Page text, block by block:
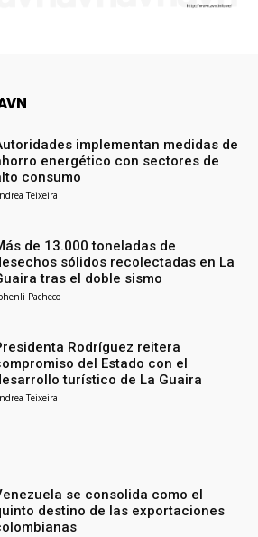
implementan medidas de
energético con sectores de
consumo
Teixeira
de 13.000 toneladas de
sólidos recolectadas en La
tras el doble sismo
Pacheco
Rodríguez reitera
del Estado con el
turístico de La Guaira
Teixeira
se consolida como el
destino de las exportaciones